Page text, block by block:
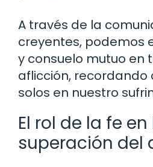
A través de la
creyentes, podemos
y consuelo mutuo en
aflicción, recordando
solos en nuestro
El rol de la fe en
superación del